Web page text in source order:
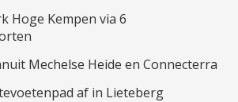
Hoge Kempen via 6
Mechelse Heide en Connecterra
af in Lieteberg